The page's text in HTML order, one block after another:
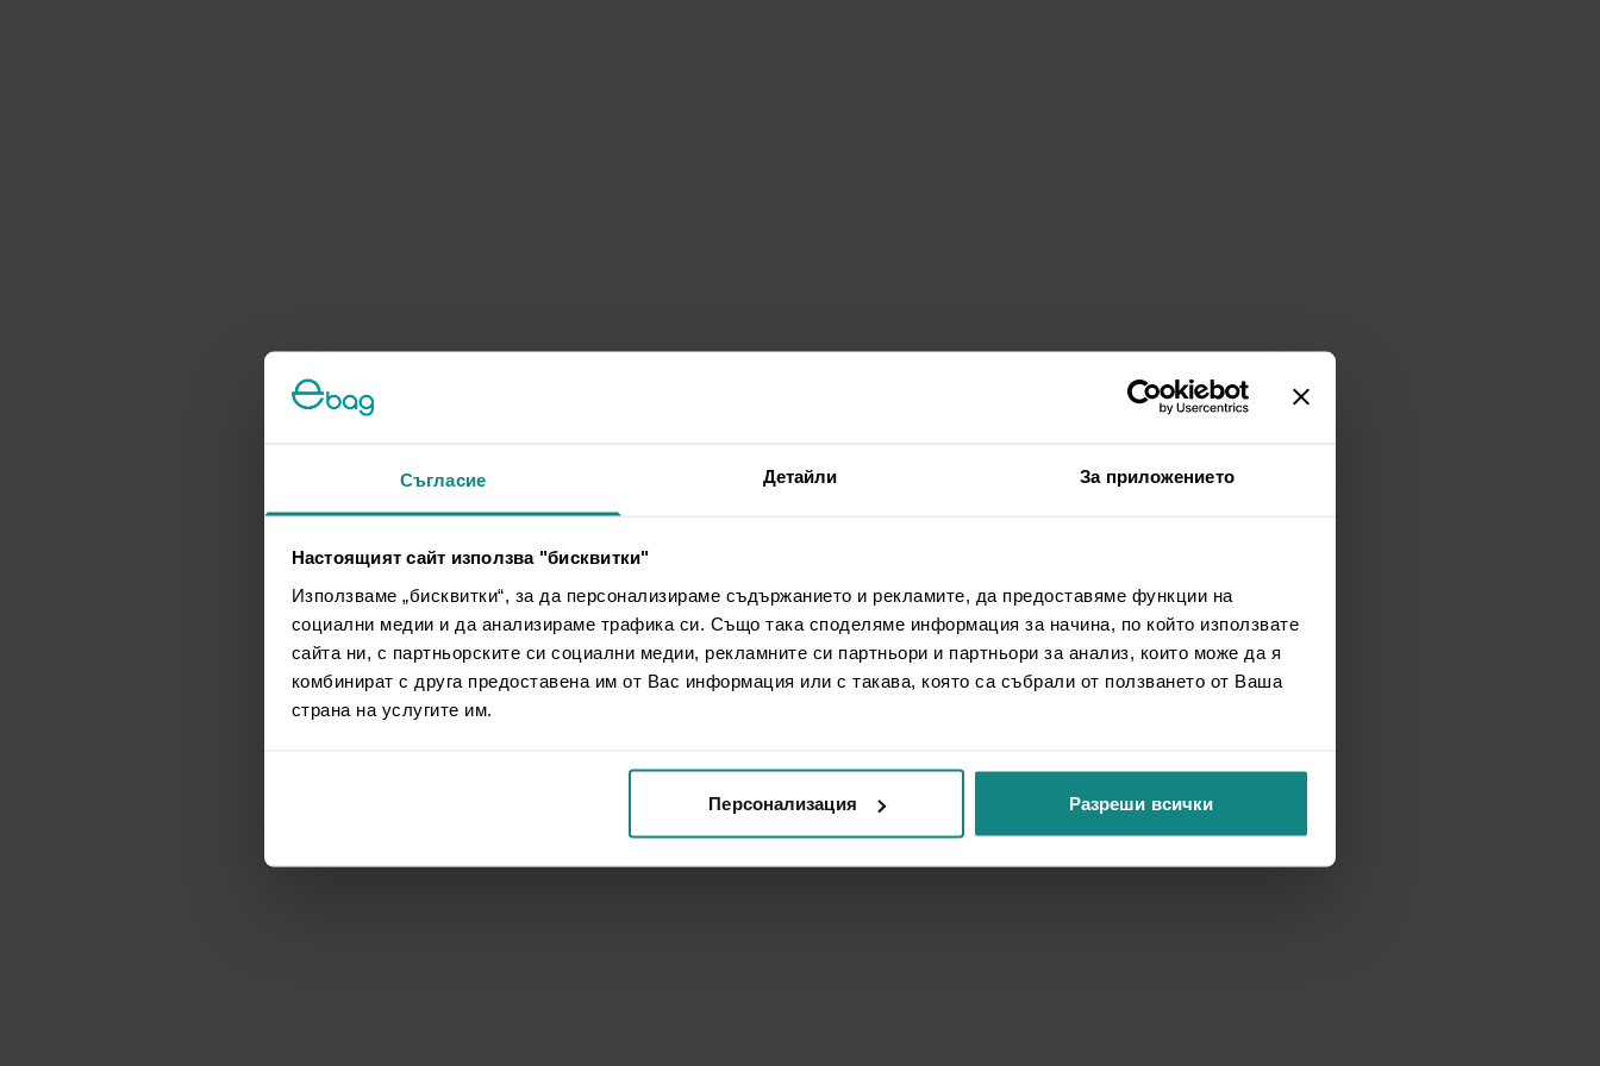
Съгласие Детайли За приложението
Настоящият сайт използва "бисквитки"
Използваме „бисквитки“, за да персонализираме съдържанието и рекламите, да предоставяме функции на
социални медии и да анализираме трафика си. Също така споделяме информация за начина, по който използвате
сайта ни, с партньорските си социални медии, рекламните си партньори и партньори за анализ, които може да я
комбинират с друга предоставена им от Вас информация или с такава, която са събрали от ползването от Ваша
страна на услугите им.
Персонализация Разреши всички